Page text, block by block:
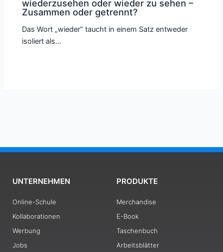
wiederzusehen oder wieder zu sehen –
Zusammen oder getrennt?
Das Wort „wieder“ taucht in einem Satz entweder
isoliert als…
UNTERNEHMEN
Online-Schule
Kollaborationen
Werbung
Jobs
PRODUKTE
Merchandise
E-Book
Taschenbuch
Arbeitsblätter